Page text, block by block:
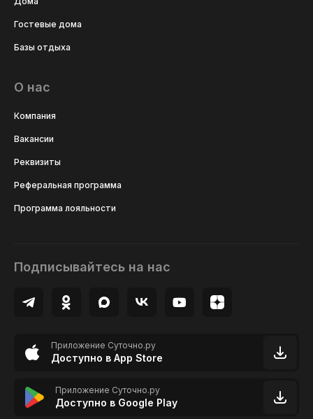
Гостевые дома
Базы отдыха
О нас
Компания
Вакансии
Реквизиты
Реферальная программа
Программа лояльности
Подписывайтесь на нас
Приложение Суточно.ру
Доступно в App Store
Приложение Суточно.ру
Доступно в Google Play